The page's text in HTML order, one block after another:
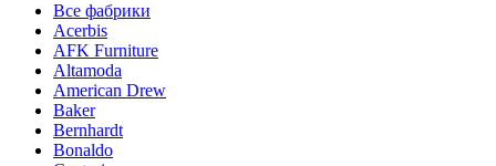
Все фабрики
Acerbis
AFK Furniture
Altamoda
American Drew
Baker
Bernhardt
Bonaldo